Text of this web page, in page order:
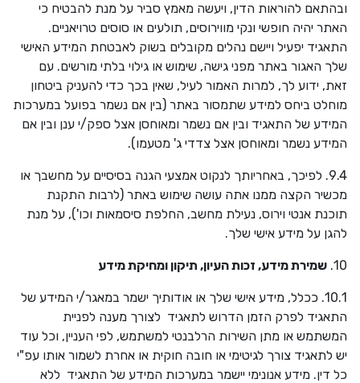
ובהתאם להוראות הדין, ויעשה מאמץ סביר על מנת להבטיח כי
האתר יהיה חופשי ונקי מווירוסים, תולעים או סוסים טרויאניים.
התאגיד יפעיל ויישם נהלים מקובלים בשוק לאבטחת המידע האישי
שלך האגור באתר מפני גישה, שימוש או גילוי בלתי מורשים. עם
זאת, ידוע לך, למרות האמור לעיל, שאין בכך כדי להעניק ביטחון
מוחלט ביחס למידע שתמסור באתר (בין אם נשמר בפועל במערכות
המידע של התאגיד ובין אם נשמר ומאוחסן אצל ספק/י ענן ובין אם
המידע נשמר ומאוחסן אצל צדדי ג' מטעמו).
9.4. לפיכך, באחריותך לנקוט אמצעי הגנה בסיסיים על מחשבך או
מכשיר הקצה ממנו אתה עושה שימוש באתר (לרבות התקנת
תוכנת אנטי וירוס, נעילת מחשב, החלפת סיסמאות וכו'), על מנת
להגן על מידע אישי שלך.
10. שמירת מידע, זכות העיון, תיקון ומחיקת מידע
10.1. ככלל, מידע אישי שלך או אודותיך ישמר במאגר/י המידע של
התאגיד לפרק הזמן הדרוש לתאגיד לצורך מענה לפניית
המשתמש או מתן השירות הרלבנטי למשתמש, לפי העניין, וכל עוד
יש לתאגיד צורך לגיטימי או חובה חוקית או אחרת לשמור אותו עפ"י
כל דין. מידע אנונימי יישמר במערכות המידע של התאגיד ללא